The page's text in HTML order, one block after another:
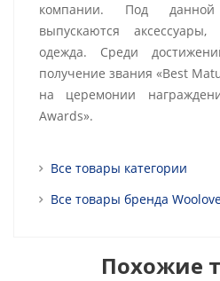
компании. Под
выпускаются
одежда. Среди
получение звания «Best
на церемонии
Awards».
Все товары категории
Все товары бренда
Похожие